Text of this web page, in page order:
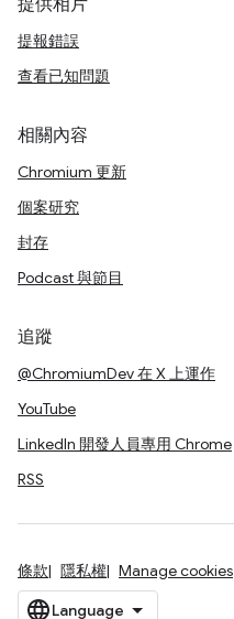
提供相片
提報錯誤
查看已知問題
相關內容
Chromium 更新
個案研究
封存
Podcast 與節目
追蹤
@ChromiumDev 在 X 上運作
YouTube
LinkedIn 開發人員專用 Chrome
RSS
條款 隱私權 Manage cookies